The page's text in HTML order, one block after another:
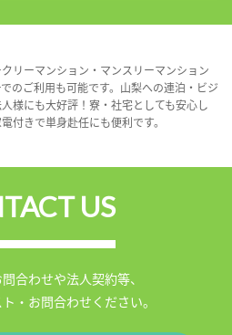
リーマンション・マンスリーマンション
のご利用も可能です。山梨への連泊・ビジ
様にも大好評！寮・社宅としても安心し
付きで単身赴任にも便利です。
US
合わせや法人契約等、
・お問合わせください。